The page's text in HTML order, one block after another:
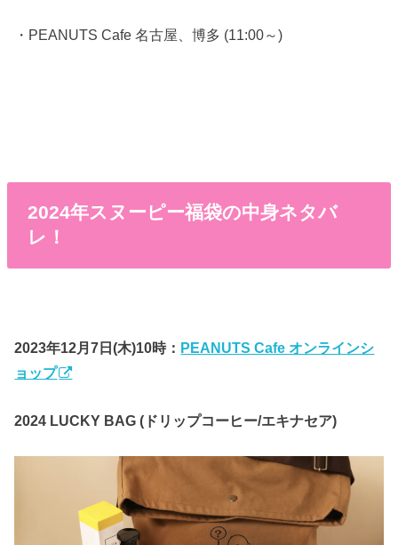
・PEANUTS Cafe 名古屋、博多 (11:00～)
2024年スヌーピー福袋の中身ネタバ
レ！
2023年12月7日(木)10時： PEANUTS Cafe オンラインシ
ョップ
2024 LUCKY BAG (ドリップコーヒー/エキナセア)